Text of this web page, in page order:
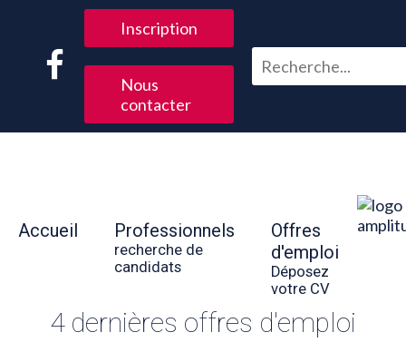
Inscription
Nous
contacter
Accueil Professionnels
recherche de
candidats
Offres
d'emploi
Déposez
votre CV
4 dernières offres d'emploi